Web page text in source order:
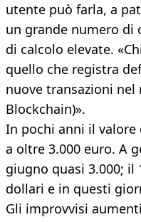
utente può farla, a
un grande numero
di calcolo elevate.
quello che registra
nuove transazioni
Blockchain)».
In pochi anni il valore
a oltre 3.000 euro. A
giugno quasi 3.000; il
dollari e in questi
Gli improvvisi